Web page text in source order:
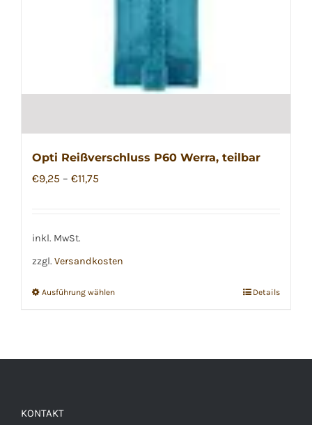
Opti Reißverschluss P60 Werra, teilbar
€9,25 – €11,75
inkl. MwSt.
zzgl. Versandkosten
Ausführung wählenDieses
mehrere
Details
KONTAKT